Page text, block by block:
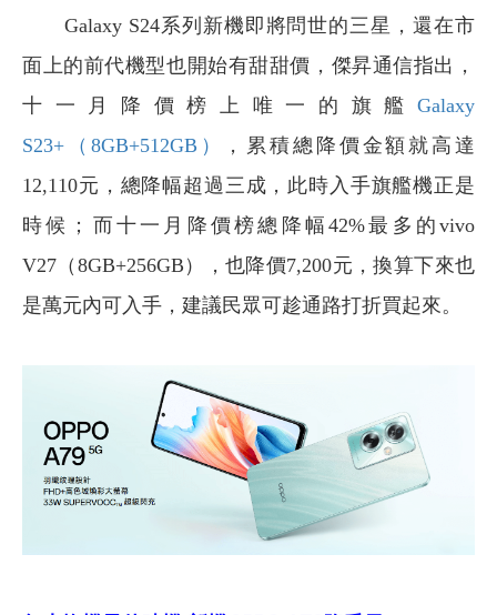
Galaxy S24系列新機即將問世的三星，還在市
面上的前代機型也開始有甜甜價，傑昇通信指出，
十一月降價榜上唯一的旗艦 Galaxy
S23+（8GB+512GB）
，累積總降價金額就高達
12,110元，總降幅超過三成，此時入手旗艦機正是
時候；而十一月降價榜總降幅42%最多的vivo
V27（8GB+256GB），也降價7,200元，換算下來也
是萬元內可入手，建議民眾可趁通路打折買起來。